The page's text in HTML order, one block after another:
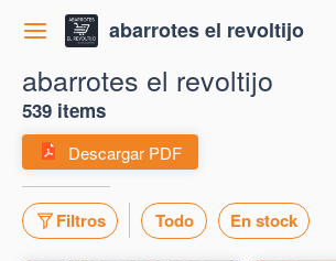
abarrotes el revoltijo
abarrotes el revoltijo
539 items
Descargar PDF
Filtros Todo En stock